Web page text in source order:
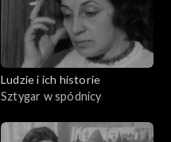
Ludzie i ich historie
Sztygar w spódnicy